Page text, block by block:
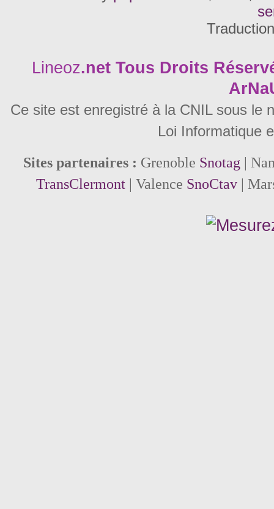
Lineoz.net Tous Droits
Ce site est enregistré à la CNIL sous le
Loi Informatique
Sites partenaires : Grenoble Snotag |
TransClermont| Valence SnoCtav|